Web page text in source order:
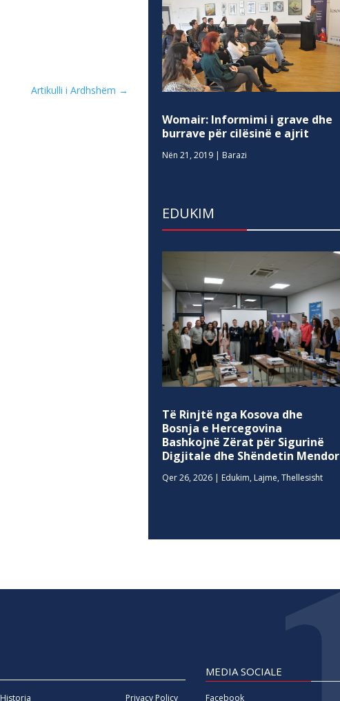
Artikulli i Ardhshëm →
Womair: Informimi i grave dhe
burrave për cilësinë e ajrit
Nën 21, 2019 | Barazi
EDUKIM
Të Rinjtë nga Kosova dhe
Bosnja e Hercegovina
Bashkojnë Zërat për Sigurinë
Digjitale dhe Shëndetin Mendor
Qer 26, 2026 | Edukim, Lajme,Thellesisht
Historia Privacy Policy
MEDIA SOCIALE
Facebook